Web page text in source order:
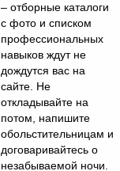
– отборные каталоги
с фото и списком
профессиональных
навыков ждут не
дождутся вас на
сайте. Не
откладывайте на
потом, напишите
обольстительницам и
договаривайтесь о
незабываемой ночи.